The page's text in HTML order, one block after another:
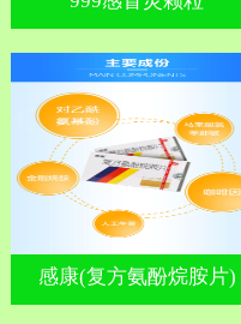
感康(复方氨酚烷胺片)